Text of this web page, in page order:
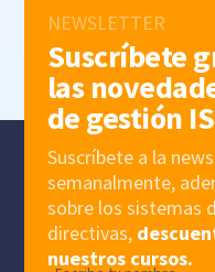
NEWSLETTER
Suscríbete
las
de gestión
Suscríbete a la
semanalmente,
sobre los sistemas
directivas,
nuestros cursos.